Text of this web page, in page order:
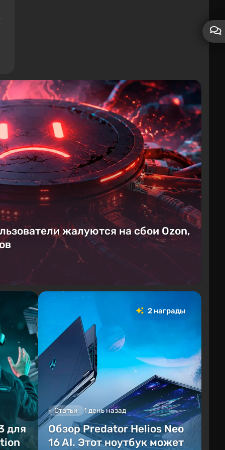
жалуются на сбои Ozon,
для
2 награды
Статьи 1 день назад
Обзор Predator Helios Neo
16 AI. Этот ноутбук может